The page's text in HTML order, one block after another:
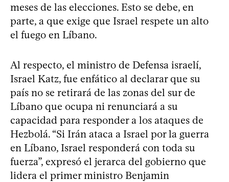
meses de las elecciones. Esto se debe, en
parte, a que exige que Israel respete un alto
el fuego en Líbano.
Al respecto, el ministro de Defensa israelí,
Israel Katz, fue enfático al declarar que su
país no se retirará de las zonas del sur de
Líbano que ocupa ni renunciará a su
capacidad para responder a los ataques de
Hezbolá. “Si Irán ataca a Israel por la guerra
en Líbano, Israel responderá con toda su
fuerza”, expresó el jerarca del gobierno que
lidera el primer ministro Benjamin